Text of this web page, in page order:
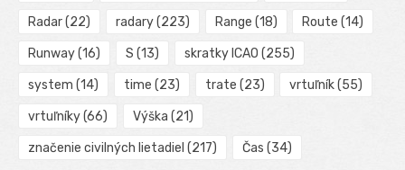
Radar(22) radary(223) Range (18) Route (14)
Runway(16) S (13) skratky ICAO (255)
system (14) time (23) trate (23) vrtuľník(55)
vrtuľníky(66) Výška (21)
značenie civilných lietadiel (217) Čas (34)